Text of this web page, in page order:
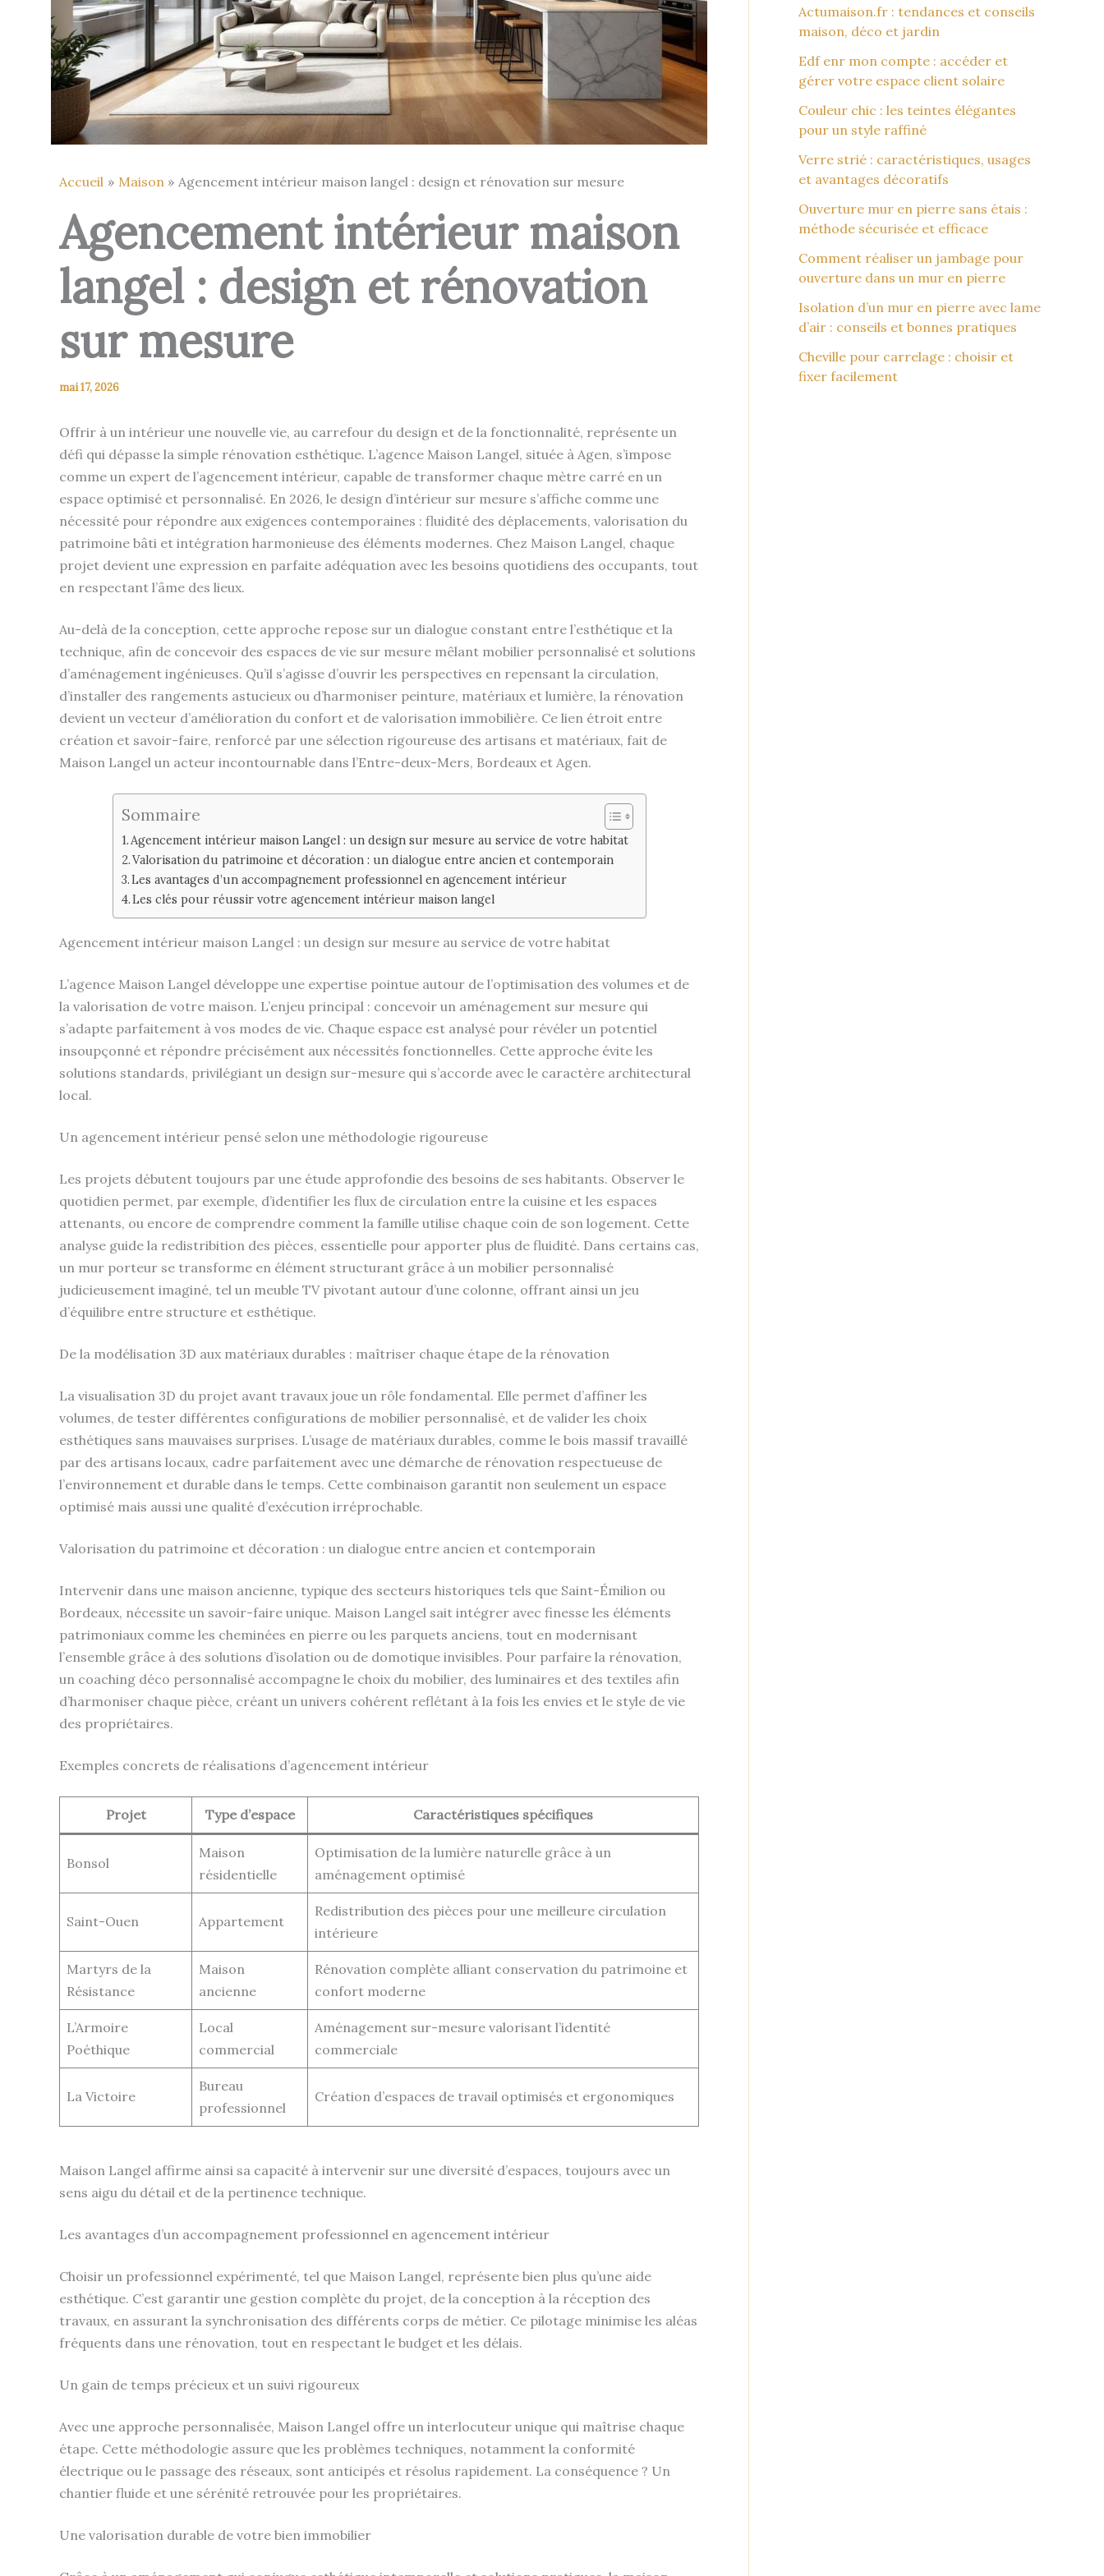
Accueil Maison Agencement intérieur maison langel : design et rénovation sur mesure
Agencement intérieur maison
langel : design et rénovation
sur mesure
mai 17, 2026
Offrir à un intérieur une nouvelle vie, au carrefour du design et de la fonctionnalité, représente un
défi qui dépasse la simple rénovation esthétique. L’agence Maison Langel, située à Agen, s’impose
comme un expert de l’agencement intérieur, capable de transformer chaque mètre carré en un
espace optimisé et personnalisé. En 2026, le design d’intérieur sur mesure s’affiche comme une
nécessité pour répondre aux exigences contemporaines : fluidité des déplacements, valorisation du
patrimoine bâti et intégration harmonieuse des éléments modernes. Chez Maison Langel, chaque
projet devient une expression en parfaite adéquation avec les besoins quotidiens des occupants, tout
en respectant l’âme des lieux.
Au-delà de la conception, cette approche repose sur un dialogue constant entre l’esthétique et la
technique, afin de concevoir des espaces de vie sur mesure mêlant mobilier personnalisé et solutions
d’aménagement ingénieuses. Qu’il s’agisse d’ouvrir les perspectives en repensant la circulation,
d’installer des rangements astucieux ou d’harmoniser peinture, matériaux et lumière, la rénovation
devient un vecteur d’amélioration du confort et de valorisation immobilière. Ce lien étroit entre
création et savoir-faire, renforcé par une sélection rigoureuse des artisans et matériaux, fait de
Maison Langel un acteur incontournable dans l’Entre-deux-Mers, Bordeaux et Agen.
Sommaire
Agencement intérieur maison Langel : un design sur mesure au service de votre habitat
Valorisation du patrimoine et décoration : un dialogue entre ancien et contemporain
Les avantages d’un accompagnement professionnel en agencement intérieur
Les clés pour réussir votre agencement intérieur maison langel
Agencement intérieur maison Langel : un design sur mesure au service de votre habitat
L’agence Maison Langel développe une expertise pointue autour de l’optimisation des volumes et de
la valorisation de votre maison. L’enjeu principal : concevoir un aménagement sur mesure qui
s’adapte parfaitement à vos modes de vie. Chaque espace est analysé pour révéler un potentiel
insoupçonné et répondre précisément aux nécessités fonctionnelles. Cette approche évite les
solutions standards, privilégiant un design sur-mesure qui s’accorde avec le caractère architectural
local.
Un agencement intérieur pensé selon une méthodologie rigoureuse
Les projets débutent toujours par une étude approfondie des besoins de ses habitants. Observer le
quotidien permet, par exemple, d’identifier les flux de circulation entre la cuisine et les espaces
attenants, ou encore de comprendre comment la famille utilise chaque coin de son logement. Cette
analyse guide la redistribition des pièces, essentielle pour apporter plus de fluidité. Dans certains cas,
un mur porteur se transforme en élément structurant grâce à un mobilier personnalisé
judicieusement imaginé, tel un meuble TV pivotant autour d’une colonne, offrant ainsi un jeu
d’équilibre entre structure et esthétique.
De la modélisation 3D aux matériaux durables : maîtriser chaque étape de la rénovation
La visualisation 3D du projet avant travaux joue un rôle fondamental. Elle permet d’affiner les
volumes, de tester différentes configurations de mobilier personnalisé, et de valider les choix
esthétiques sans mauvaises surprises. L’usage de matériaux durables, comme le bois massif travaillé
par des artisans locaux, cadre parfaitement avec une démarche de rénovation respectueuse de
l’environnement et durable dans le temps. Cette combinaison garantit non seulement un espace
optimisé mais aussi une qualité d’exécution irréprochable.
Valorisation du patrimoine et décoration : un dialogue entre ancien et contemporain
Intervenir dans une maison ancienne, typique des secteurs historiques tels que Saint-Émilion ou
Bordeaux, nécessite un savoir-faire unique. Maison Langel sait intégrer avec finesse les éléments
patrimoniaux comme les cheminées en pierre ou les parquets anciens, tout en modernisant
l’ensemble grâce à des solutions d’isolation ou de domotique invisibles. Pour parfaire la rénovation,
un coaching déco personnalisé accompagne le choix du mobilier, des luminaires et des textiles afin
d’harmoniser chaque pièce, créant un univers cohérent reflétant à la fois les envies et le style de vie
des propriétaires.
Exemples concrets de réalisations d’agencement intérieur
Projet Type d’espace Caractéristiques spécifiques
Bonsol
Maison
résidentielle
Optimisation de la lumière naturelle grâce à un
aménagement optimisé
Saint-Ouen Appartement
Redistribution des pièces pour une meilleure circulation
intérieure
Martyrs de la
Résistance
Maison
ancienne
Rénovation complète alliant conservation du patrimoine et
confort moderne
L’Armoire
Poéthique
Local
commercial
Aménagement sur-mesure valorisant l’identité
commerciale
La Victoire
Bureau
professionnel
Création d’espaces de travail optimisés et ergonomiques
Maison Langel affirme ainsi sa capacité à intervenir sur une diversité d’espaces, toujours avec un
sens aigu du détail et de la pertinence technique.
Les avantages d’un accompagnement professionnel en agencement intérieur
Choisir un professionnel expérimenté, tel que Maison Langel, représente bien plus qu’une aide
esthétique. C’est garantir une gestion complète du projet, de la conception à la réception des
travaux, en assurant la synchronisation des différents corps de métier. Ce pilotage minimise les aléas
fréquents dans une rénovation, tout en respectant le budget et les délais.
Un gain de temps précieux et un suivi rigoureux
Avec une approche personnalisée, Maison Langel offre un interlocuteur unique qui maîtrise chaque
étape. Cette méthodologie assure que les problèmes techniques, notamment la conformité
électrique ou le passage des réseaux, sont anticipés et résolus rapidement. La conséquence ? Un
chantier fluide et une sérénité retrouvée pour les propriétaires.
Une valorisation durable de votre bien immobilier
Actumaison.fr : tendances et conseils
maison, déco et jardin
Edf enr mon compte : accéder et
gérer votre espace client solaire
Couleur chic : les teintes élégantes
pour un style raffiné
Verre strié : caractéristiques, usages
et avantages décoratifs
Ouverture mur en pierre sans étais :
méthode sécurisée et efficace
Comment réaliser un jambage pour
ouverture dans un mur en pierre
Isolation d’un mur en pierre avec lame
d’air : conseils et bonnes pratiques
Cheville pour carrelage : choisir et
fixer facilement